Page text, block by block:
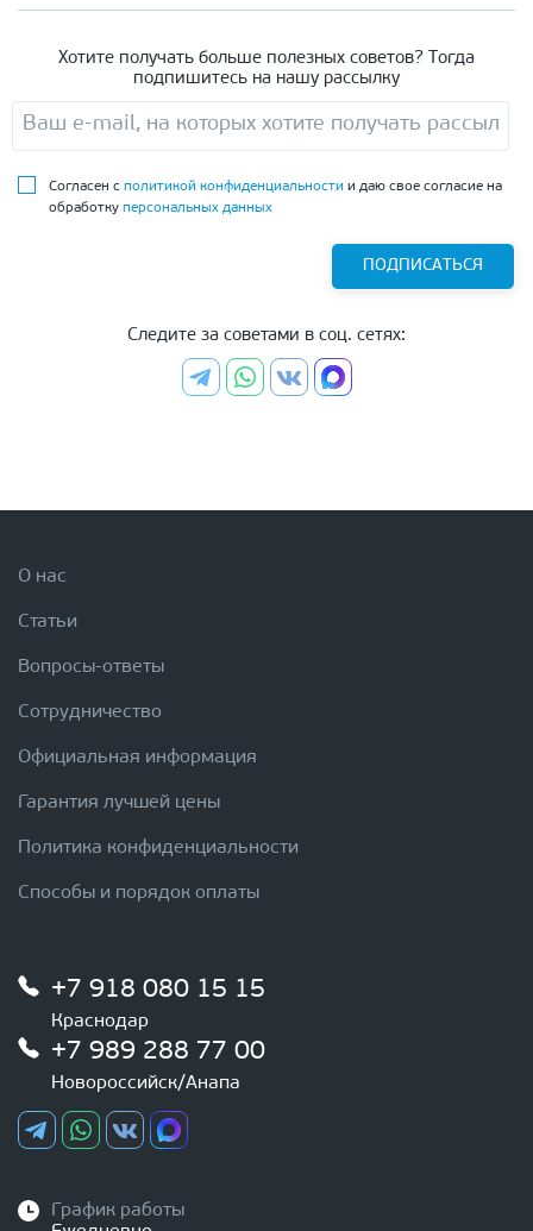
Хотите получать больше полезных советов? Тогда
подпишитесь на нашу рассылку
Согласен с политикой конфиденциальности и даю свое согласие на
обработку персональных данных
ПОДПИСАТЬСЯ
Следите за советами в соц. сетях:
О нас
Статьи
Вопросы-ответы
Сотрудничество
Официальная информация
Гарантия лучшей цены
Политика конфиденциальности
Способы и порядок оплаты
+7 918 080 15 15
Краснодар
+7 989 288 77 00
Новороссийск/Анапа
График работы